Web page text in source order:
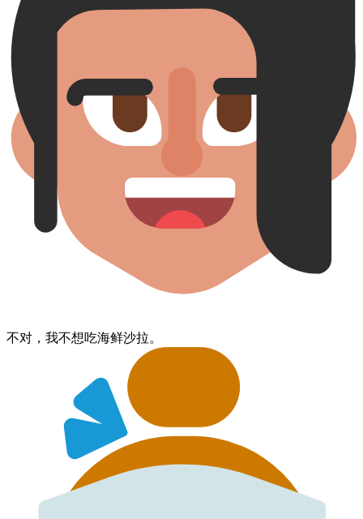
不对​，我​不想​吃​海鲜​沙拉。